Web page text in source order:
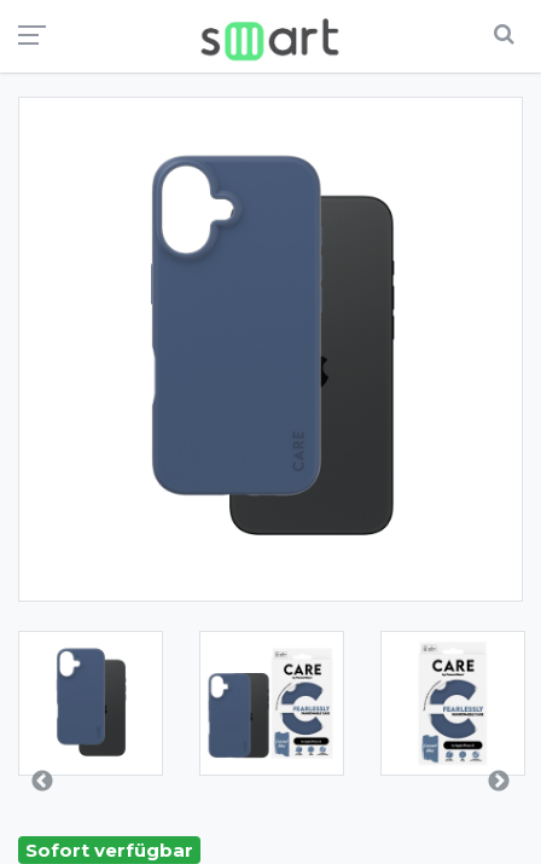
Sofort verfügbar